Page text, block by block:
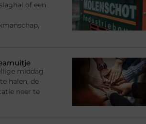
of een
middag
halen, de
neer te